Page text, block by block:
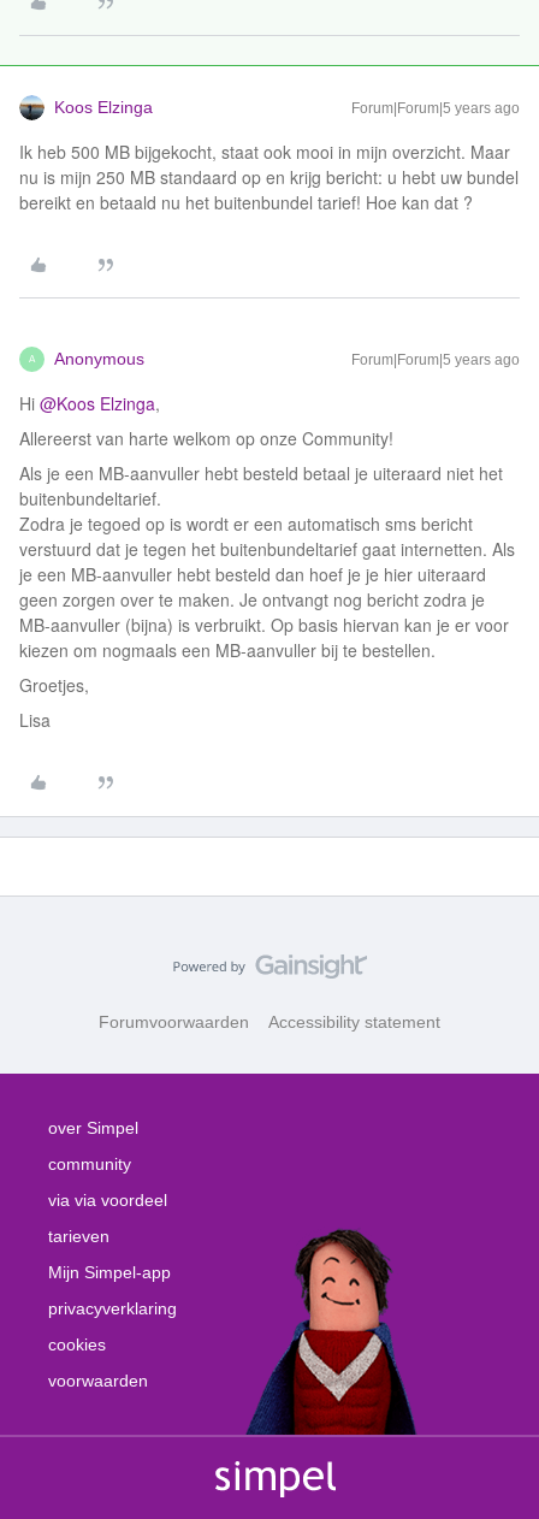
Koos Elzinga Forum|Forum|5 years ago
Ik heb 500 MB bijgekocht, staat ook mooi in mijn overzicht. Maar
nu is mijn 250 MB standaard op en krijg bericht: u hebt uw bundel
bereikt en betaald nu het buitenbundel tarief! Hoe kan dat ?
A Anonymous Forum|Forum|5 years ago
Hi @Koos Elzinga,
Allereerst van harte welkom op onze Community!
Als je een MB-aanvuller hebt besteld betaal je uiteraard niet het
buitenbundeltarief.
Zodra je tegoed op is wordt er een automatisch sms bericht
verstuurd dat je tegen het buitenbundeltarief gaat internetten. Als
je een MB-aanvuller hebt besteld dan hoef je je hier uiteraard
geen zorgen over te maken. Je ontvangt nog bericht zodra je
MB-aanvuller (bijna) is verbruikt. Op basis hiervan kan je er voor
kiezen om nogmaals een MB-aanvuller bij te bestellen.
Groetjes,
Lisa
Forumvoorwaarden Accessibility statement
over Simpel
community
via via voordeel
tarieven
Mijn Simpel-app
privacyverklaring
cookies
voorwaarden